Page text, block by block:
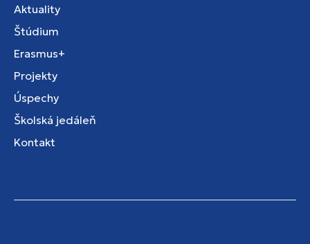
Aktuality
Štúdium
Erasmus+
Projekty
Úspechy
Školská jedáleň
Kontakt